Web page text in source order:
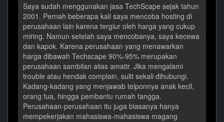
Saya sudah menggunakan jasa TechScape sejak tahun
2001. Pernah beberapa kali saya mencoba hosting di
perusahaan lain karena tergiur oleh harga yang cukup
miring. Namun setelah saya mencobanya, saya kecewa
dan kapok. Karena perusahaan yang menawarkan
harga dibawah Techscape 90%-95% merupakan
perusahaan sambilan alias amatir. Jika mengalami
trouble atau hendak complain, sulit sekali dihubungi.
Kadang-kadang yang menjawab telponnya anak kecil,
orang tua, hingga pembantu rumah tangga.
Perusahaan-perusahaan itu juga biasanya hanya
mempekerjakan mahasiswa-mahasiswa magang